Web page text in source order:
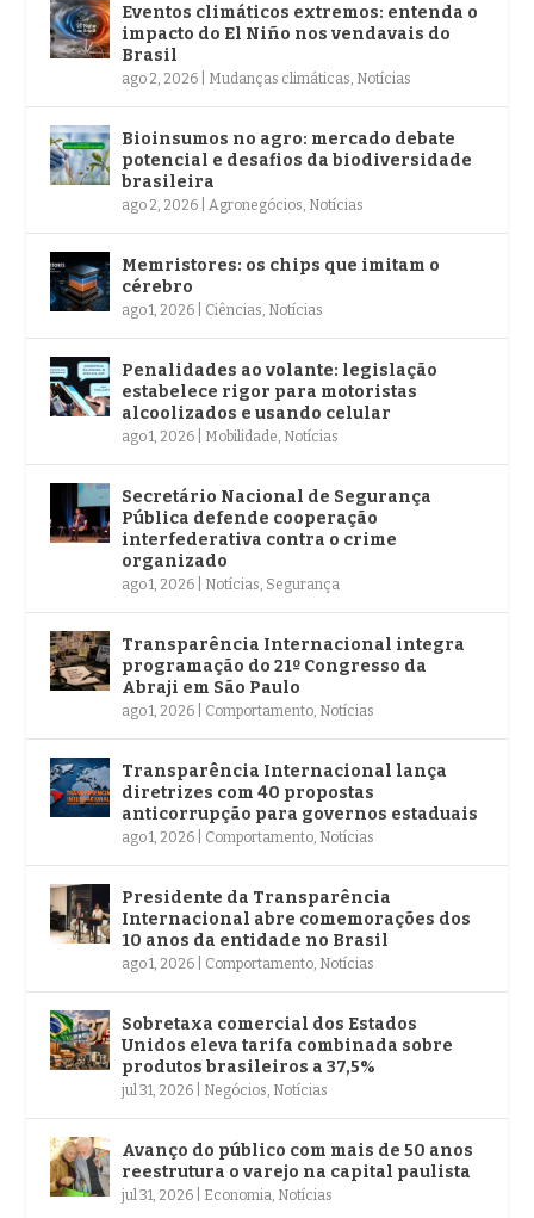
Eventos climáticos extremos: entenda o
impacto do El Niño nos vendavais do
Brasil
ago 2, 2026 Mudanças climáticas Notícias
Bioinsumos no agro: mercado debate
potencial e desafios da biodiversidade
brasileira
ago 2, 2026 Agronegócios Notícias
Memristores: os chips que imitam o
cérebro
ago 1, 2026 Ciências Notícias
Penalidades ao volante: legislação
estabelece rigor para motoristas
alcoolizados e usando celular
ago 1, 2026 Mobilidade Notícias
Secretário Nacional de Segurança
Pública defende cooperação
interfederativa contra o crime
organizado
ago 1, 2026 Notícias Segurança
Transparência Internacional integra
programação do 21º Congresso da
Abraji em São Paulo
ago 1, 2026 Comportamento Notícias
Transparência Internacional lança
diretrizes com 40 propostas
anticorrupção para governos estaduais
ago 1, 2026 Comportamento Notícias
Presidente da Transparência
Internacional abre comemorações dos
10 anos da entidade no Brasil
ago 1, 2026 Comportamento Notícias
Sobretaxa comercial dos Estados
Unidos eleva tarifa combinada sobre
produtos brasileiros a 37,5%
jul 31, 2026 Negócios Notícias
Avanço do público com mais de 50 anos
reestrutura o varejo na capital paulista
jul 31, 2026 Economia Notícias